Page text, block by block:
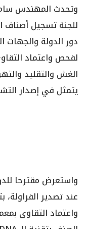
وتحدث المهندس
للجنة تسجيل أصناف
دور الدولة والجهات
لفحص واعتماد
الغش والتقليد
يتمثل في إصدار
واستعرض مقترحا
عند تصدير الفراولة،
واعتماد التقاوى